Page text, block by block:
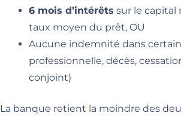
6 mois d’intérêts sur le capital
taux moyen du prêt, OU
Aucune indemnité dans
professionnelle, décès,
conjoint)
La banque retient la moindre des